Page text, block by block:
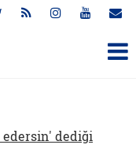
edersin' dediği